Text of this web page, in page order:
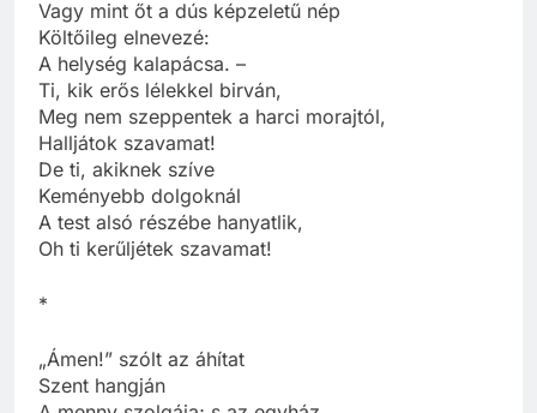
Vagy mint őt a dús képzeletű nép
Költőileg elnevezé:
A helység kalapácsa. –
Ti, kik erős lélekkel birván,
Meg nem szeppentek a harci morajtól,
Halljátok szavamat!
De ti, akiknek szíve
Keményebb dolgoknál
A test alsó részébe hanyatlik,
Oh ti kerűljétek szavamat!
*
„Ámen!” szólt az áhítat
Szent hangján